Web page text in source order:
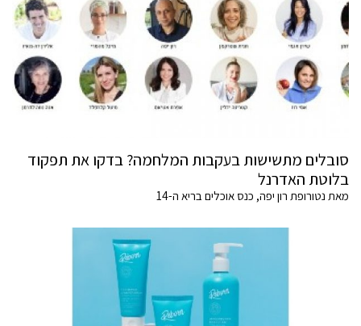
סובלים מתשישות בעקבות המלחמה? בדקו את תפקוד
בלוטת האדרנל
מאת נטורופת רון יפה, כנס אוכלים בריא ה-14